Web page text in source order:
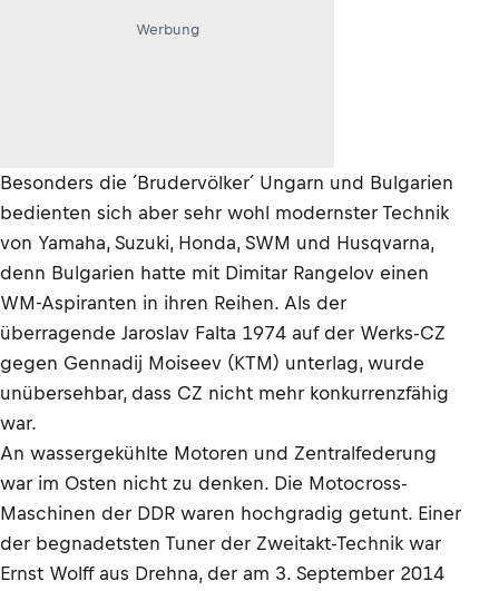
Werbung
Besonders die ´Brudervölker´ Ungarn und Bulgarien
bedienten sich aber sehr wohl modernster Technik
von Yamaha, Suzuki, Honda, SWM und Husqvarna,
denn Bulgarien hatte mit Dimitar Rangelov einen
WM-Aspiranten in ihren Reihen. Als der
überragende Jaroslav Falta 1974 auf der Werks-CZ
gegen Gennadij Moiseev (KTM) unterlag, wurde
unübersehbar, dass CZ nicht mehr konkurrenzfähig
war.
An wassergekühlte Motoren und Zentralfederung
war im Osten nicht zu denken. Die Motocross-
Maschinen der DDR waren hochgradig getunt. Einer
der begnadetsten Tuner der Zweitakt-Technik war
Ernst Wolff aus Drehna, der am 3. September 2014